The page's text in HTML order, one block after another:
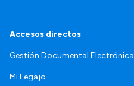
Accesos directos
Gestión Documental Electrónica
Mi Legajo